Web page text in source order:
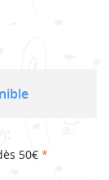
50€ *